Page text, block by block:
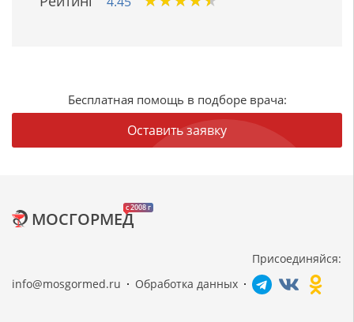
Бесплатная помощь в подборе врача:
Оставить заявку
c 2008 г
МОСГОРМЕД
info@mosgormed.ru Обработка данных
Присоединяйся: